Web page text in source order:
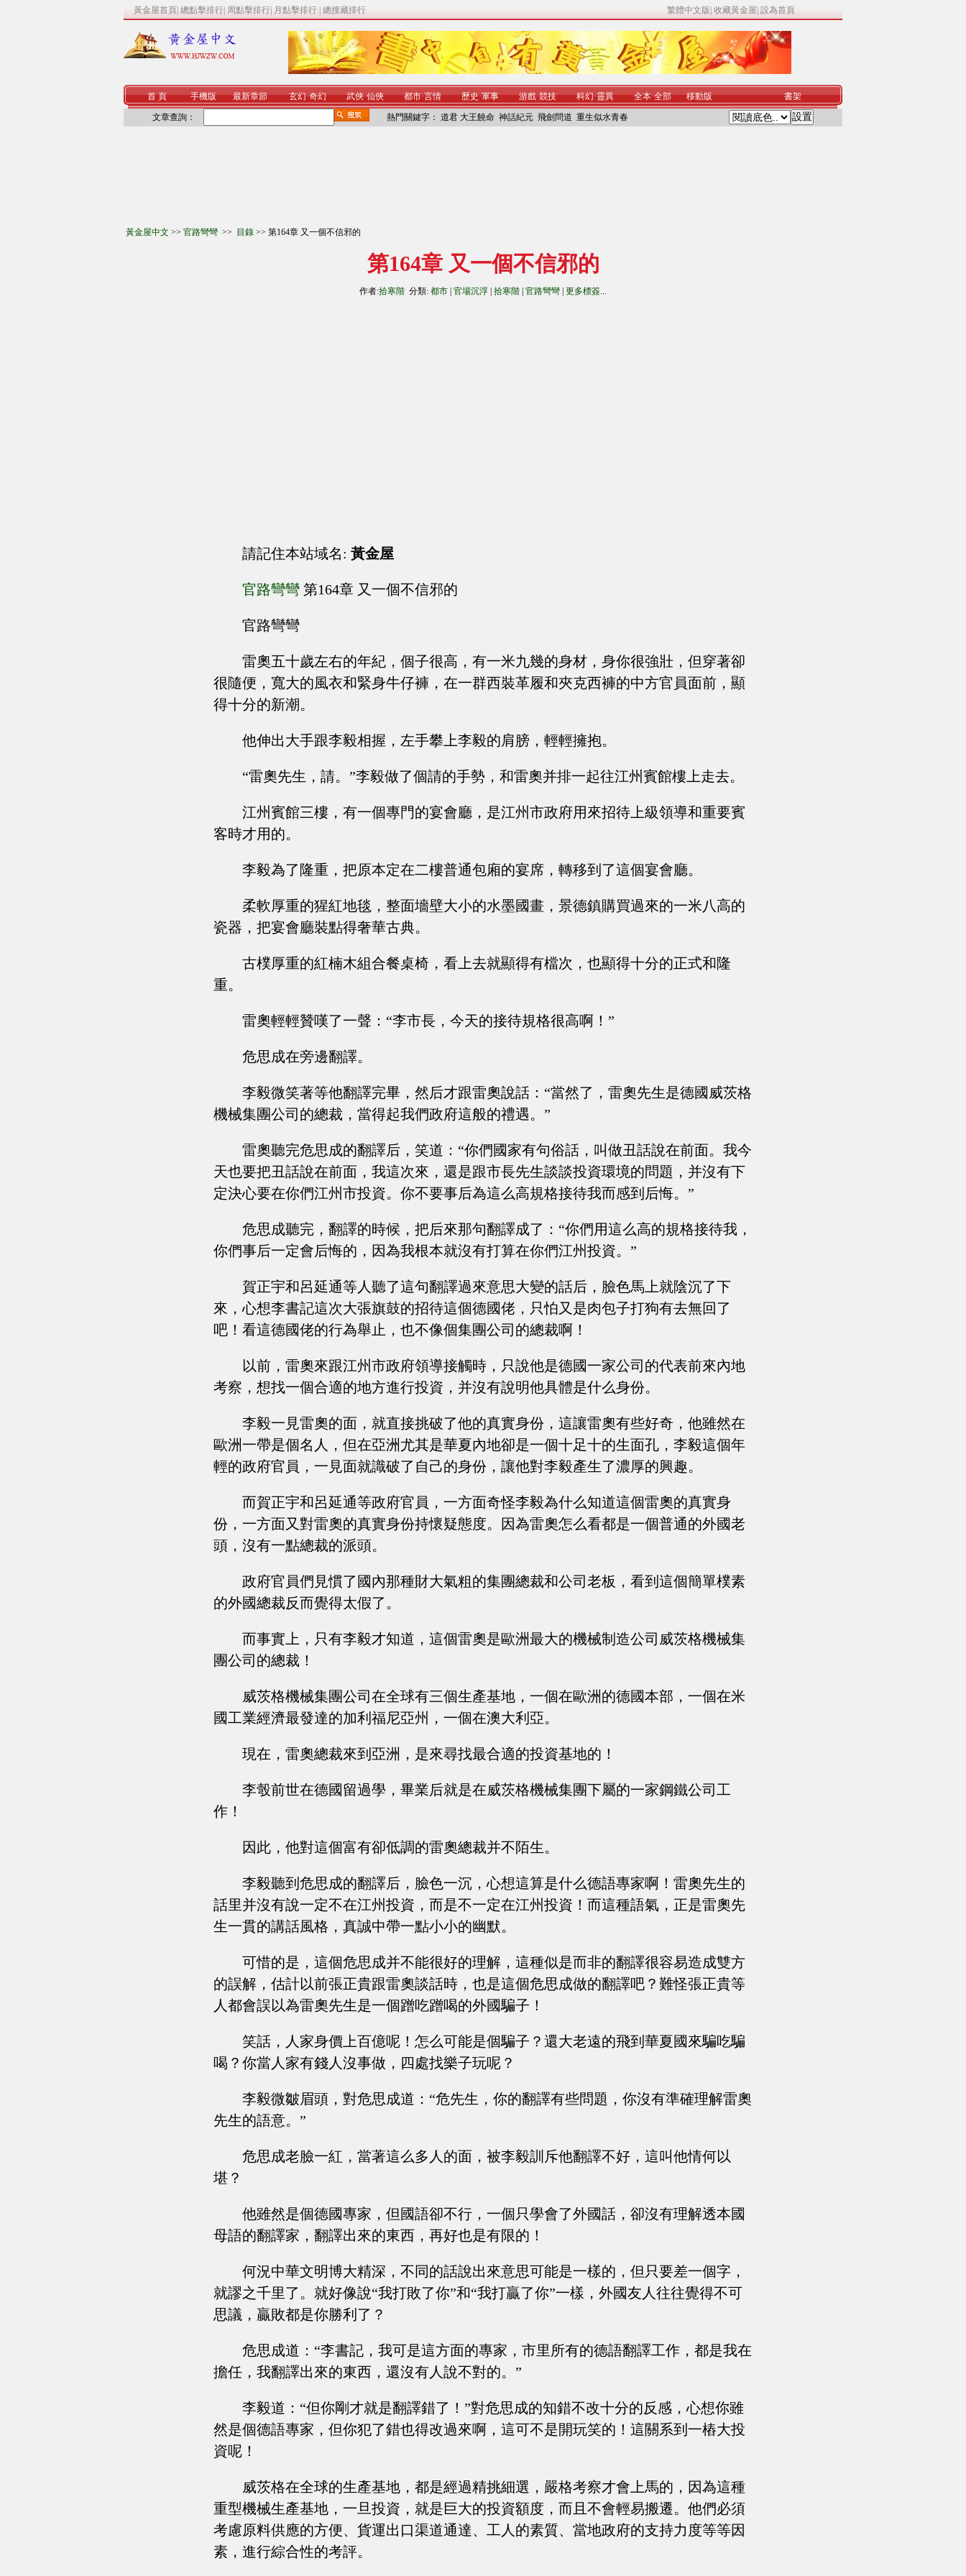
黃金屋首頁 總點擊排行 周點擊排行 月點擊排行 總搜藏排行 繁體中文版 收藏黃金屋 設為首頁
首 頁 手機版 最新章節 玄幻·奇幻 武俠·仙俠 都市·言情 歷史·軍事 游戲·競技 科幻·靈異 全本·全部 移動版 書架
文章查詢： 熱門關鍵字： 道君 大王饒命 神話紀元 飛劍問道 重生似水青春
黃金屋中文 >> 官路彎彎 >> 目錄 >> 第164章 又一個不信邪的
第164章 又一個不信邪的
作者:拾寒階 分類: 都市 官場沉浮 拾寒階 官路彎彎 更多標簽...
請記住本站域名: 黃金屋
官路彎彎 第164章 又一個不信邪的
官路彎彎
雷奧五十歲左右的年紀，個子很高，有一米九幾的身材，身你很強壯，但穿著卻
很隨便，寬大的風衣和緊身牛仔褲，在一群西裝革履和夾克西褲的中方官員面前，顯
得十分的新潮。
他伸出大手跟李毅相握，左手攀上李毅的肩膀，輕輕擁抱。
“雷奧先生，請。”李毅做了個請的手勢，和雷奧并排一起往江州賓館樓上走去。
江州賓館三樓，有一個專門的宴會廳，是江州市政府用來招待上級領導和重要賓
客時才用的。
李毅為了隆重，把原本定在二樓普通包廂的宴席，轉移到了這個宴會廳。
柔軟厚重的猩紅地毯，整面墻壁大小的水墨國畫，景德鎮購買過來的一米八高的
瓷器，把宴會廳裝點得奢華古典。
古樸厚重的紅楠木組合餐桌椅，看上去就顯得有檔次，也顯得十分的正式和隆
重。
雷奧輕輕贊嘆了一聲：“李市長，今天的接待規格很高啊！”
危思成在旁邊翻譯。
李毅微笑著等他翻譯完畢，然后才跟雷奧說話：“當然了，雷奧先生是德國威茨格
機械集團公司的總裁，當得起我們政府這般的禮遇。”
雷奧聽完危思成的翻譯后，笑道：“你們國家有句俗話，叫做丑話說在前面。我今
天也要把丑話說在前面，我這次來，還是跟市長先生談談投資環境的問題，并沒有下
定決心要在你們江州市投資。你不要事后為這么高規格接待我而感到后悔。”
危思成聽完，翻譯的時候，把后來那句翻譯成了：“你們用這么高的規格接待我，
你們事后一定會后悔的，因為我根本就沒有打算在你們江州投資。”
賀正宇和呂延通等人聽了這句翻譯過來意思大變的話后，臉色馬上就陰沉了下
來，心想李書記這次大張旗鼓的招待這個德國佬，只怕又是肉包子打狗有去無回了
吧！看這德國佬的行為舉止，也不像個集團公司的總裁啊！
以前，雷奧來跟江州市政府領導接觸時，只說他是德國一家公司的代表前來內地
考察，想找一個合適的地方進行投資，并沒有說明他具體是什么身份。
李毅一見雷奧的面，就直接挑破了他的真實身份，這讓雷奧有些好奇，他雖然在
歐洲一帶是個名人，但在亞洲尤其是華夏內地卻是一個十足十的生面孔，李毅這個年
輕的政府官員，一見面就識破了自己的身份，讓他對李毅產生了濃厚的興趣。
而賀正宇和呂延通等政府官員，一方面奇怪李毅為什么知道這個雷奧的真實身
份，一方面又對雷奧的真實身份持懷疑態度。因為雷奧怎么看都是一個普通的外國老
頭，沒有一點總裁的派頭。
政府官員們見慣了國內那種財大氣粗的集團總裁和公司老板，看到這個簡單樸素
的外國總裁反而覺得太假了。
而事實上，只有李毅才知道，這個雷奧是歐洲最大的機械制造公司威茨格機械集
團公司的總裁！
威茨格機械集團公司在全球有三個生產基地，一個在歐洲的德國本部，一個在米
國工業經濟最發達的加利福尼亞州，一個在澳大利亞。
現在，雷奧總裁來到亞洲，是來尋找最合適的投資基地的！
李彀前世在德國留過學，畢業后就是在威茨格機械集團下屬的一家鋼鐵公司工
作！
因此，他對這個富有卻低調的雷奧總裁并不陌生。
李毅聽到危思成的翻譯后，臉色一沉，心想這算是什么德語專家啊！雷奧先生的
話里并沒有說一定不在江州投資，而是不一定在江州投資！而這種語氣，正是雷奧先
生一貫的講話風格，真誠中帶一點小小的幽默。
可惜的是，這個危思成并不能很好的理解，這種似是而非的翻譯很容易造成雙方
的誤解，估計以前張正貴跟雷奧談話時，也是這個危思成做的翻譯吧？難怪張正貴等
人都會誤以為雷奧先生是一個蹭吃蹭喝的外國騙子！
笑話，人家身價上百億呢！怎么可能是個騙子？還大老遠的飛到華夏國來騙吃騙
喝？你當人家有錢人沒事做，四處找樂子玩呢？
李毅微皺眉頭，對危思成道：“危先生，你的翻譯有些問題，你沒有準確理解雷奧
先生的語意。”
危思成老臉一紅，當著這么多人的面，被李毅訓斥他翻譯不好，這叫他情何以
堪？
他雖然是個德國專家，但國語卻不行，一個只學會了外國話，卻沒有理解透本國
母語的翻譯家，翻譯出來的東西，再好也是有限的！
何況中華文明博大精深，不同的話說出來意思可能是一樣的，但只要差一個字，
就謬之千里了。就好像說“我打敗了你”和“我打贏了你”一樣，外國友人往往覺得不可
思議，贏敗都是你勝利了？
危思成道：“李書記，我可是這方面的專家，市里所有的德語翻譯工作，都是我在
擔任，我翻譯出來的東西，還沒有人說不對的。”
李毅道：“但你剛才就是翻譯錯了！”對危思成的知錯不改十分的反感，心想你雖
然是個德語專家，但你犯了錯也得改過來啊，這可不是開玩笑的！這關系到一樁大投
資呢！
威茨格在全球的生產基地，都是經過精挑細選，嚴格考察才會上馬的，因為這種
重型機械生產基地，一旦投資，就是巨大的投資額度，而且不會輕易搬遷。他們必須
考慮原料供應的方便、貨運出口渠道通達、工人的素質、當地政府的支持力度等等因
素，進行綜合性的考評。